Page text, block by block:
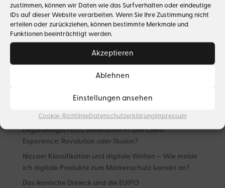
zustimmen, können wir Daten wie das Surfverhalten oder eindeutige
IDs auf dieser Website verarbeiten. Wenn Sie Ihre Zustimmung nicht
erteilen oder zurückziehen, können bestimmte Merkmale und
Funktionen beeinträchtigt werden.
Akzeptieren
Ablehnen
Einstellungen ansehen
Cookie-RichtlinieDatenschutzerklärung Impressum
Ed Sheeran – “Shape of you” verletzt kein
Urheberrecht
What goes around – Luxusmarken auf dem
Sekundärmarkt
Legal Design/Tech, Generative KI und Client
Experience: Revolution oder Illusion?
Nizzaer Klassifikation und digitale Welten – Wie melde
ich digitale Produkte zum Markenschutz korrekt an?
Das ikonische Dreieck und die EUIPO